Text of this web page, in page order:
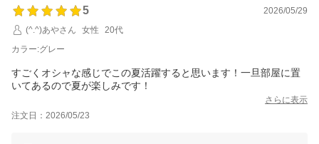
5
2026/05/29
(^.^)あやさん
女性
20代
カラー:グレー
すごくオシャな感じでこの夏活躍すると思います！一旦部屋に置
いてあるので夏が楽しみです！
さらに表示
注文日：2026/05/23